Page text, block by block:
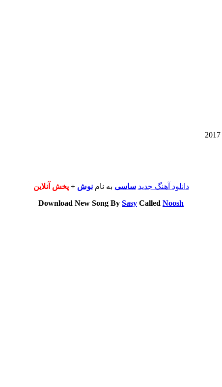
دانلود آهنگ جدید ساسی به نامنوش +پخش آنلاین
Download New Song By Sasy Called Noosh